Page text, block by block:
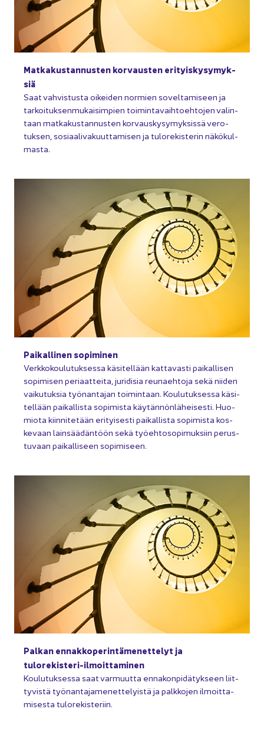
Mat­ka­kus­tan­nus­ten kor­vaus­ten eri­tyis­ky­sy­myk­
siä
Saat vah­vis­tus­ta oi­kei­den nor­mien so­vel­ta­mi­seen ja
tar­koi­tuk­sen­mu­kai­sim­pien toi­min­ta­vaih­toeh­to­jen va­lin­
taan mat­ka­kus­tan­nus­ten kor­vaus­ky­sy­myk­sis­sä ve­ro­
tuk­sen, so­si­aa­li­va­kuut­ta­mi­sen ja tu­lo­re­kis­te­rin nä­kö­kul­
mas­ta.
Pai­kal­li­nen so­pi­mi­nen
Verk­ko­kou­lu­tuk­ses­sa kä­si­tel­lään kat­ta­vas­ti pai­kal­li­sen
so­pi­mi­sen pe­ri­aat­tei­ta, ju­ri­di­sia reu­naeh­to­ja sekä nii­den
vai­ku­tuk­sia työ­nan­ta­jan toi­min­taan. Kou­lu­tuk­ses­sa kä­si­
tel­lään pai­kal­lis­ta so­pi­mis­ta käy­tän­nön­lä­hei­ses­ti. Huo­
mio­ta kiin­ni­te­tään eri­tyi­ses­ti pai­kal­lis­ta so­pi­mis­ta kos­
ke­vaan lain­sää­dän­töön sekä työ­eh­to­so­pi­muk­siin pe­rus­
tu­vaan pai­kal­li­seen so­pi­mi­seen.
Pal­kan en­nak­ko­pe­rin­tä­me­net­te­lyt ja
tulorekisteri-​ilmoittaminen
Kou­lu­tuk­ses­sa saat var­muut­ta en­na­kon­pi­dä­tyk­seen liit­
ty­vis­tä työ­nan­ta­ja­me­net­te­lyis­tä ja palk­ko­jen il­moit­ta­
mi­ses­ta tu­lo­re­kis­te­riin.